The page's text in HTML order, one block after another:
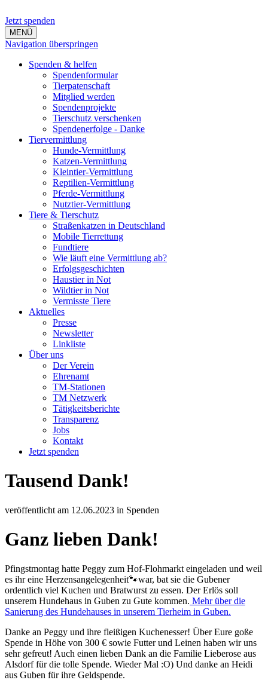
Jetzt spenden
MENÜ
Navigation überspringen
Spenden & helfen
Spendenformular
Tierpatenschaft
Mitglied werden
Spendenprojekte
Tierschutz verschenken
Spendenerfolge - Danke
Tiervermittlung
Hunde-Vermittlung
Katzen-Vermittlung
Kleintier-Vermittlung
Reptilien-Vermittlung
Pferde-Vermittlung
Nutztier-Vermittlung
Tiere & Tierschutz
Straßenkatzen in Deutschland
Mobile Tierrettung
Fundtiere
Wie läuft eine Vermittlung ab?
Erfolgsgeschichten
Haustier in Not
Wildtier in Not
Vermisste Tiere
Aktuelles
Presse
Newsletter
Linkliste
Über uns
Der Verein
Ehrenamt
TM-Stationen
TM Netzwerk
Tätigkeitsberichte
Transparenz
Jobs
Kontakt
Jetzt spenden
Tausend Dank!
veröffentlicht am 12.06.2023 in Spenden
Ganz lieben Dank!
Pfingstmontag hatte Peggy zum Hof-Flohmarkt eingeladen und weil
es ihr eine Herzensangelegenheit🐾war, bat sie die Gubener
ordentlich viel Kuchen und Bratwurst zu essen. Der Erlös soll
unserem Hundehaus in Guben zu Gute kommen. Mehr über die
Sanierung des Hundehauses in unserem Tierheim in Guben.
Danke an Peggy und ihre fleißigen Kuchenesser! Über Eure goße
Spende in Höhe von 300 € sowie Futter und Leinen haben wir uns
sehr gefreut! Auch einen lieben Dank an die Familie Lieberose aus
Alsdorf für die tolle Spende. Wieder Mal :O) Und danke an Heidi
aus Guben für ihre Geldspende.